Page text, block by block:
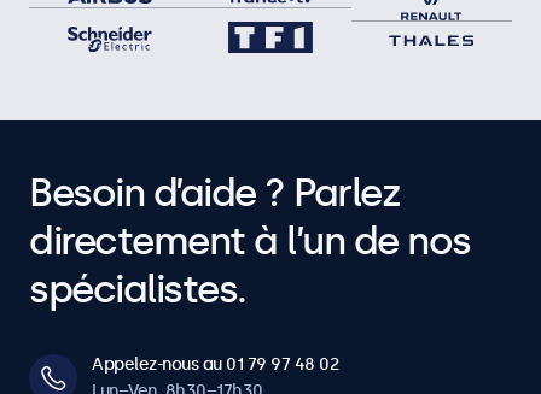
Besoin d’aide ? Parlez
directement à l’un de nos
spécialistes.
Appelez-nous au 01 79 97 48 02